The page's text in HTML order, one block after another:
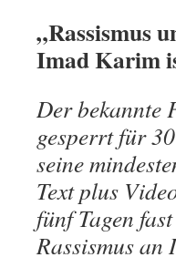
„Rassismus
Imad Karim
Der bekannte
gesperrt für
seine
Text plus
fünf Tagen
Rassismus